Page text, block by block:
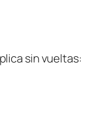
sin vueltas: